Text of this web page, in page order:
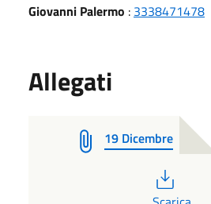
Giovanni Palermo : 3338471478
Allegati
19 Dicembre